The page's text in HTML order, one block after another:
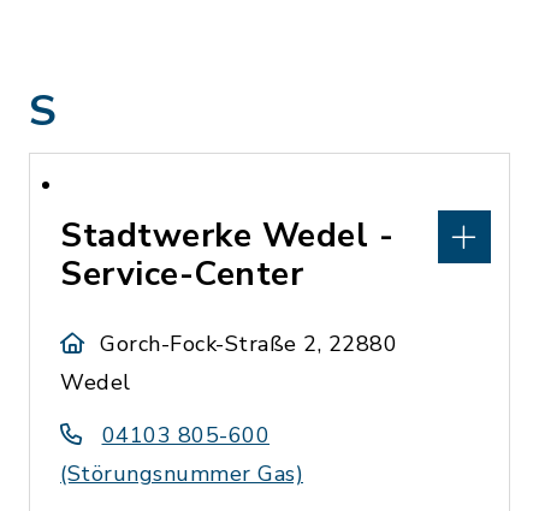
S
Stadtwerke Wedel -
Service-Center
Gorch-Fock-Straße 2, 22880
Wedel
04103 805-600
(Störungsnummer Gas)